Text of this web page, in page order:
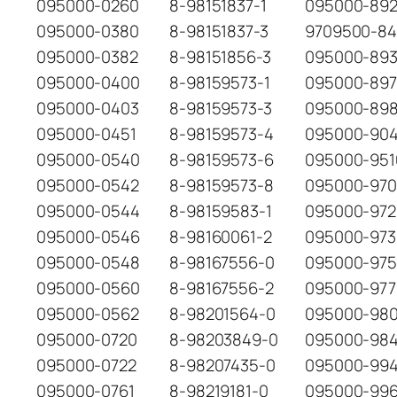
095000-0260
8-98151837-1
095000-
095000-0380
8-98151837-3
9709500-
095000-0382
8-98151856-3
095000-
095000-0400
8-98159573-1
095000-
095000-0403
8-98159573-3
095000-
095000-0451
8-98159573-4
095000-
095000-0540
8-98159573-6
095000-
095000-0542
8-98159573-8
095000-
095000-0544
8-98159583-1
095000-
095000-0546
8-98160061-2
095000-
095000-0548
8-98167556-0
095000-
095000-0560
8-98167556-2
095000-
095000-0562
8-98201564-0
095000-
095000-0720
8-98203849-0
095000-
095000-0722
8-98207435-0
095000-
095000-0761
8-98219181-0 095000-